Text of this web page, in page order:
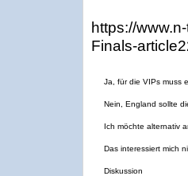
https://
Finals-
Ja, für die VIPs muss
Nein, England sollte
Ich möchte alternativ
Das interessiert mich
Diskussion